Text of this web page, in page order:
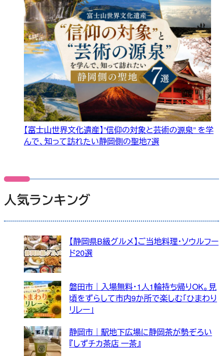
【富士山世界文化遺産】”信仰の対象と芸術の源泉” を学
んで、知って訪れたい静岡側の聖地7選
人気ランキング
【静岡県B級グルメ】ご当地料理・ソウルフー
ド20選
磐田市｜入場無料・1人1輪持ち帰りOK。見
頃をずらして市内9か所で楽しむ「ひまわり
リレー」
静岡市｜駅地下広場に静岡茶が勢ぞろい
『しずチカ茶店 一茶』